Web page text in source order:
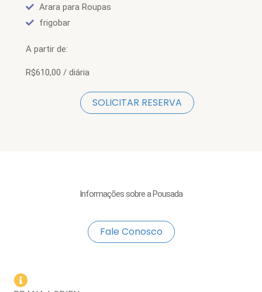
Arara para Roupas
frigobar
A partir de:
R$610,00 / diária
SOLICITAR RESERVA
Informações sobre a Pousada
Fale Conosco